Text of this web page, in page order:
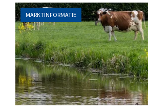
MARKTINFORMATIE